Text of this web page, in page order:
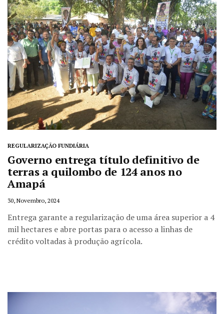
REGULARIZAÇÃO FUNDIÁRIA
Governo entrega título definitivo de
terras a quilombo de 124 anos no
Amapá
30, Novembro, 2024
Entrega garante a regularização de uma área superior a 4
mil hectares e abre portas para o acesso a linhas de
crédito voltadas à produção agrícola.